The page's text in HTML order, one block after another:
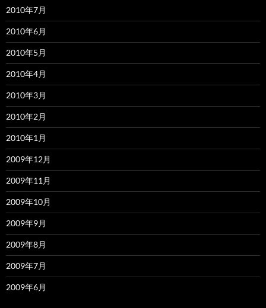
2010年7月
2010年6月
2010年5月
2010年4月
2010年3月
2010年2月
2010年1月
2009年12月
2009年11月
2009年10月
2009年9月
2009年8月
2009年7月
2009年6月